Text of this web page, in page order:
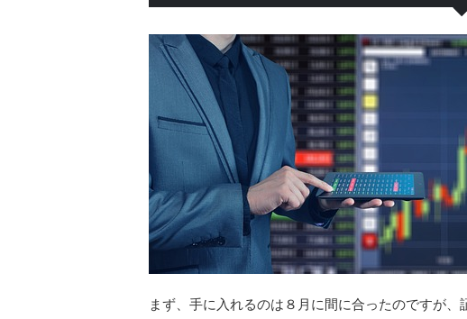
まず、手に入れるのは８月に間に合ったのですが